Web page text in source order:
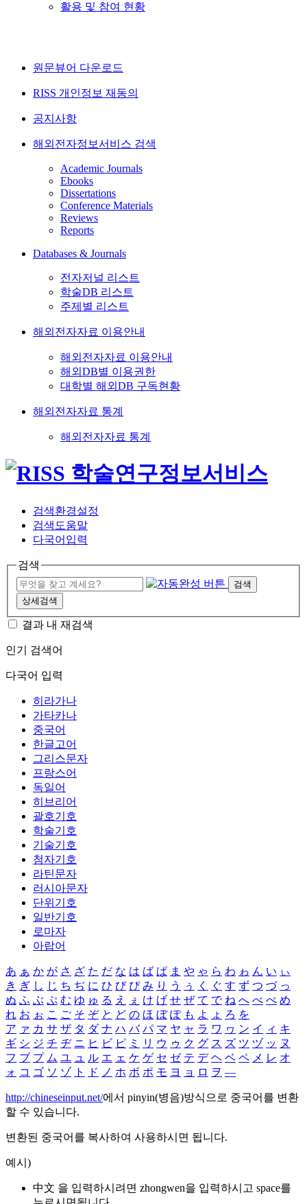
활용 및 참여 현황
원문뷰어 다운로드
RISS 개인정보 재동의
공지사항
해외전자정보서비스 검색
Academic Journals
Ebooks
Dissertations
Conference Materials
Reviews
Reports
Databases & Journals
전자저널 리스트
학술DB 리스트
주제별 리스트
해외전자자료 이용안내
해외전자자료 이용안내
해외DB별 이용권한
대학별 해외DB 구독현황
해외전자자료 통계
해외전자자료 통계
검색환경설정
검색도움말
다국어입력
검색
검색
상세검색
결과 내 재검색
인기 검색어
다국어 입력
히라가나
가타카나
중국어
한글고어
그리스문자
프랑스어
독일어
히브리어
괄호기호
학술기호
기술기호
첨자기호
라틴문자
러시아문자
단위기호
일반기호
로마자
아랍어
あ ぁ か が さ ざ た だ な は ば ぱ ま や ゃ ら わ ゎ ん い ぃ
き ぎ し じ ち ぢ に ひ び ぴ み り う ぅ く ぐ す ず つ づ っ
ぬ ふ ぶ ぷ む ゆ ゅ る え ぇ け げ せ ぜ て で ね へ べ ぺ め
れ お ぉ こ ご そ ぞ と ど の ほ ぼ ぽ も よ ょ ろ を
ア ァ カ サ ザ タ ダ ナ ハ バ パ マ ヤ ャ ラ ワ ヮ ン イ ィ キ
ギ シ ジ チ ヂ ニ ヒ ビ ピ ミ リ ウ ゥ ク グ ス ズ ツ ヅ ッ ヌ
フ ブ プ ム ユ ュ ル エ ェ ケ ゲ セ ゼ テ デ ヘ ベ ペ メ レ オ
ォ コ ゴ ソ ゾ ト ド ノ ホ ボ ポ モ ヨ ョ ロ ヲ ―
http://chineseinput.net/에서 pinyin(병음)방식으로 중국어를 변환
할 수 있습니다.
변환된 중국어를 복사하여 사용하시면 됩니다.
예시)
中文 을 입력하시려면 zhongwen을 입력하시고 space를